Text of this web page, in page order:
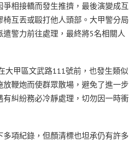
相接轎而發生推擠，最後演變成互
互丟或毆打他人頭部。大甲警分局
警力前往處理，最終將5名相關人
大甲區文武路111號前，也發生類似
放鞭炮而使群眾散場，避免了進一步
有糾紛務必冷靜處理，切勿因一時衝
項紀錄，但顏清標也坦承仍有許多